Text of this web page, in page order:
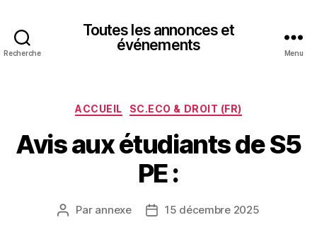
Recherche
Toutes les annonces et
événements
Menu
Catégories
ACCUEIL SC.ECO & DROIT (FR)
Avis aux étudiants de S5
PE :
Auteur
Par annexe
Date15 décembre 2025